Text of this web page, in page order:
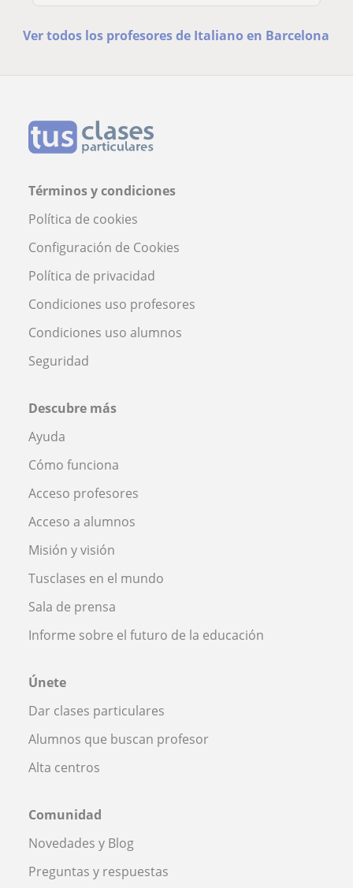
Ver todos los profesores de Italiano en Barcelona
Términos y condiciones
Política de cookies
Configuración de Cookies
Política de privacidad
Condiciones uso profesores
Condiciones uso alumnos
Seguridad
Descubre más
Ayuda
Cómo funciona
Acceso profesores
Acceso a alumnos
Misión y visión
Tusclases en el mundo
Sala de prensa
Informe sobre el futuro de la educación
Únete
Dar clases particulares
Alumnos que buscan profesor
Alta centros
Comunidad
Novedades y Blog
Preguntas y respuestas